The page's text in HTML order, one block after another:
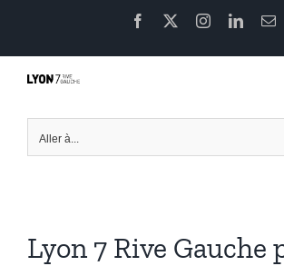
contenu
Facebook Instagram
Aller à...
Lyon 7 Rive Gauche